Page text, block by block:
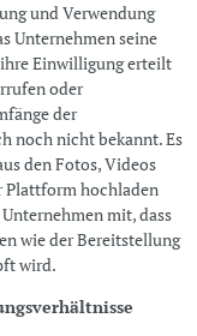
und Verwendung
Unternehmen seine
Einwilligung erteilt
oder
der
noch nicht bekannt. Es
den Fotos, Videos
Plattform hochladen
mit, dass
wie der Bereitstellung
wird.